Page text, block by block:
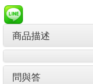
商品描述
問與答